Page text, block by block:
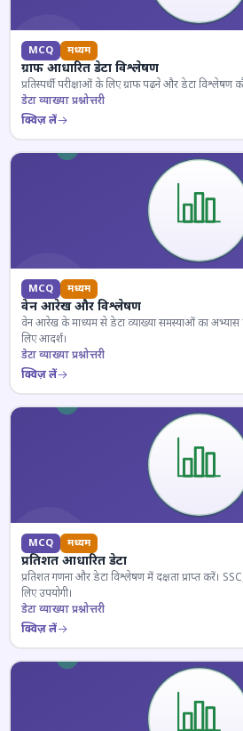
MCQ मध्यम
ग्राफ आधारित डेटा विश्लेषण
प्रतिस्पर्धी परीक्षाओं के लिए ग्राफ पढ़ने और डेटा
डेटा व्याख्या प्रश्नोत्तरी
क्विज़ लें
MCQ मध्यम
वेन आरेख और विश्लेषण
वेन आरेख के माध्यम से डेटा व्याख्या समस्याओं का अभ्यास
लिए आदर्श।
डेटा व्याख्या प्रश्नोत्तरी
क्विज़ लें
MCQ मध्यम
प्रतिशत आधारित डेटा
प्रतिशत गणना और डेटा विश्लेषण में दक्षता प्राप्त करें।
लिए उपयोगी।
डेटा व्याख्या प्रश्नोत्तरी
क्विज़ लें